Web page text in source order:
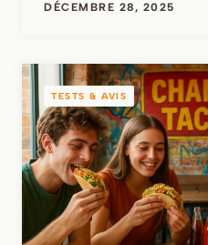
DÉCEMBRE 28, 2025
TESTS & AVIS